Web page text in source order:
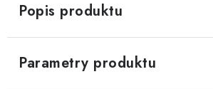
Popis produktu
Parametry produktu